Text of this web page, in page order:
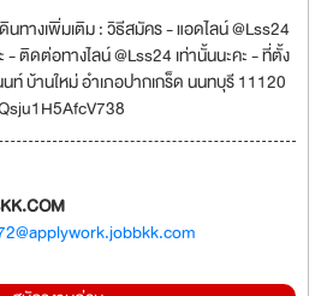
นทางเพิ่มเติม : วิธีสมัคร - แอดไลน์ @Lss24
ติดต่อทางไลน์ @Lss24 เท่านั้นนะคะ - ที่ตั้ง
บ้านใหม่ อำเภอปากเกร็ด นนทบุรี 11120